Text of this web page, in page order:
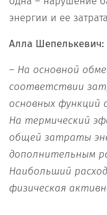
энергии и ее
Алла Шепелькевич:
– На основной
соответствии
основных функций
На термический
общей затраты
дополнительным
Наибольший
физическая